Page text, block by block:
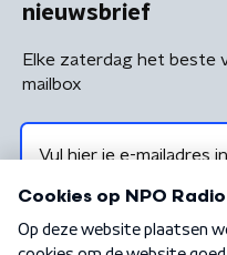
nieuwsbrief
Elke zaterdag het beste
mailbox